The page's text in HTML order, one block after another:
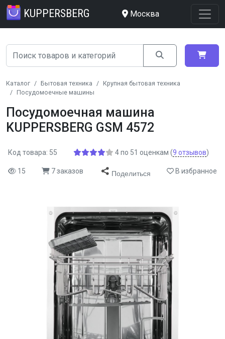
KUPPERSBERG Москва
Каталог Бытовая техника
Крупная бытовая техника
Посудомоечные машины
Посудомоечная машина
KUPPERSBERG GSM 4572
Код товара: 55 4по 51 оценкам (9 отзывов)
15 7 заказов Поделиться В избранное